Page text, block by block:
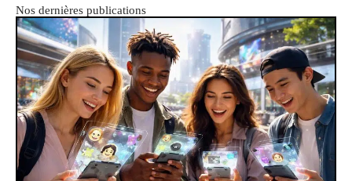
Nos dernières publications